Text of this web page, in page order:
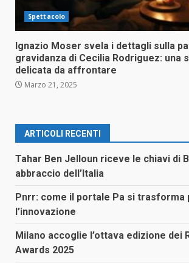
Spettacolo
Ignazio Moser svela i dettagli sulla
gravidanza di Cecilia Rodriguez: una
delicata da affrontare
Marzo 21, 2025
ARTICOLI RECENTI
Tahar Ben Jelloun riceve le chiavi di
abbraccio dell’Italia
Pnrr: come il portale Pa si trasforma
l’innovazione
Milano accoglie l’ottava edizione dei
Awards 2025